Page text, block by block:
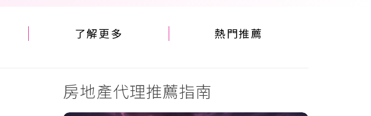
了解更多 熱門推薦
房地產代理推薦指南